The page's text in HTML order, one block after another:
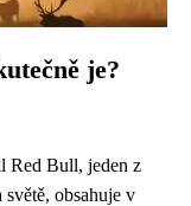
je?
Red Bull, jeden z
obsahuje v